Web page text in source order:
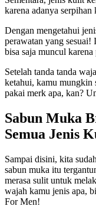
karena adanya
Dengan mengetahui
perawatan yang sesuai!
bisa saja muncul karena
Setelah tanda tanda
ketahui, kamu mungkin
pakai merk apa, kan?
Sabun Muka
Semua Jenis
Sampai disini, kita
sabun muka itu
merasa sulit untuk
wajah kamu jenis apa,
For Men!